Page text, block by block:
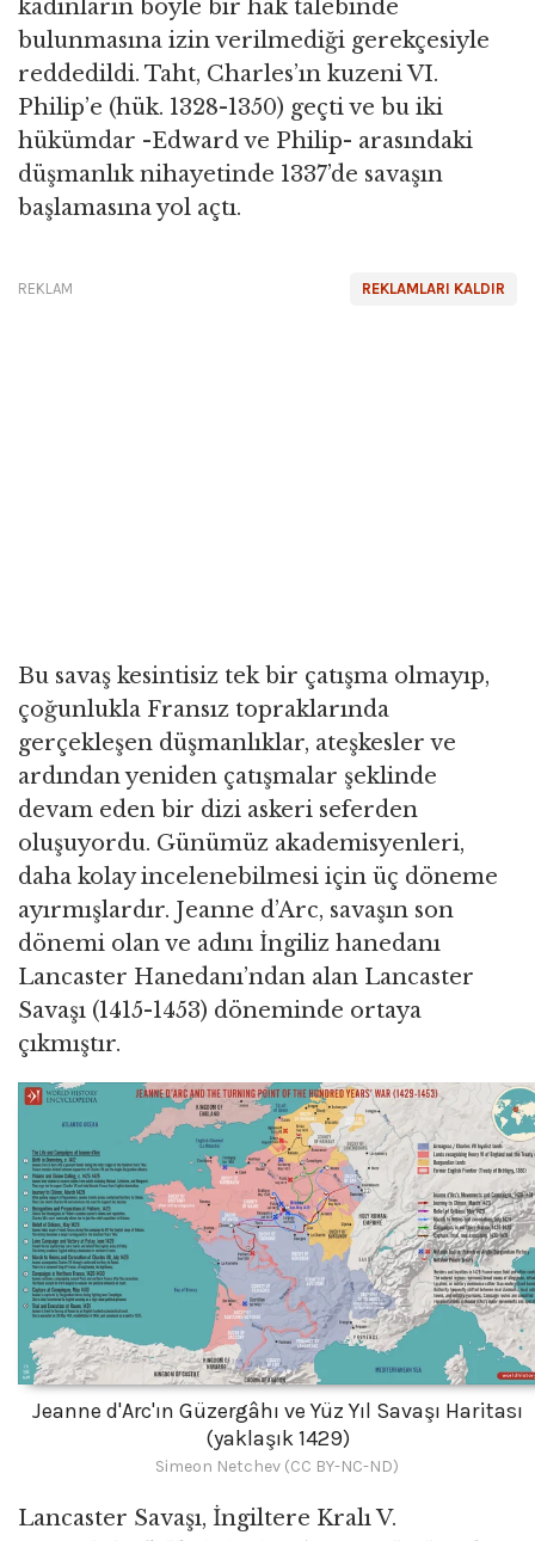
kadınların böyle bir hak talebinde
bulunmasına izin verilmediği gerekçesiyle
reddedildi. Taht, Charles’ın kuzeni VI.
Philip’e (hük. 1328-1350) geçti ve bu iki
hükümdar -Edward ve Philip- arasındaki
düşmanlık nihayetinde 1337’de savaşın
başlamasına yol açtı.
REKLAMLARI KALDIR
REKLAM
Bu savaş kesintisiz tek bir çatışma olmayıp,
çoğunlukla Fransız topraklarında
gerçekleşen düşmanlıklar, ateşkesler ve
ardından yeniden çatışmalar şeklinde
devam eden bir dizi askeri seferden
oluşuyordu. Günümüz akademisyenleri,
daha kolay incelenebilmesi için üç döneme
ayırmışlardır. Jeanne d’Arc, savaşın son
dönemi olan ve adını İngiliz hanedanı
Lancaster Hanedanı’ndan alan Lancaster
Savaşı (1415-1453) döneminde ortaya
çıkmıştır.
Jeanne d'Arc'ın Güzergâhı ve Yüz Yıl Savaşı Haritası
(yaklaşık 1429)
Simeon Netchev (CC BY-NC-ND)
Lancaster Savaşı, İngiltere Kralı V.